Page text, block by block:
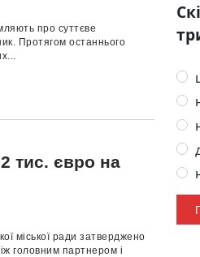
про суттєве
Протягом останнього
тис. євро на
міської ради затверджено
головним партнером і